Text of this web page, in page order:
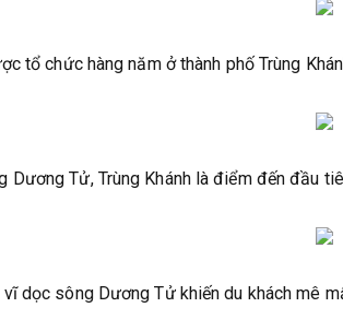
tổ chức hàng năm ở thành phố Trùng
Dương Tử, Trùng Khánh là điểm đến đầu
vĩ dọc sông Dương Tử khiến du khách mê